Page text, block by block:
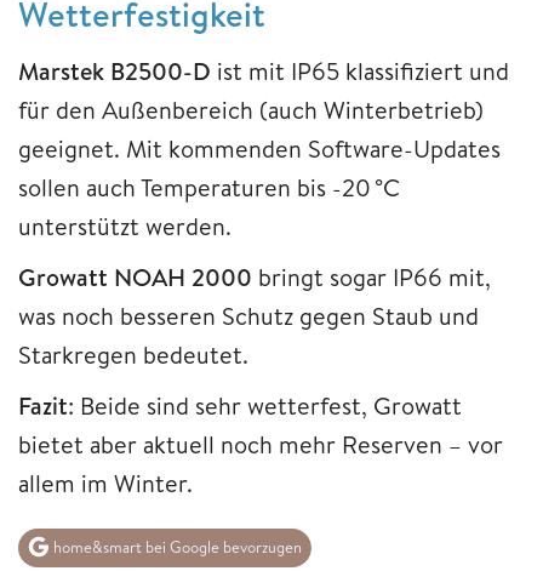
Wetterfestigkeit
Marstek B2500-D ist mit IP65 klassifiziert und
für den Außenbereich (auch Winterbetrieb)
geeignet. Mit kommenden Software-Updates
sollen auch Temperaturen bis -20 °C
unterstützt werden.
Growatt NOAH 2000 bringt sogar IP66 mit,
was noch besseren Schutz gegen Staub und
Starkregen bedeutet.
Fazit: Beide sind sehr wetterfest, Growatt
bietet aber aktuell noch mehr Reserven – vor
allem im Winter.
home&smart bei Google bevorzugen